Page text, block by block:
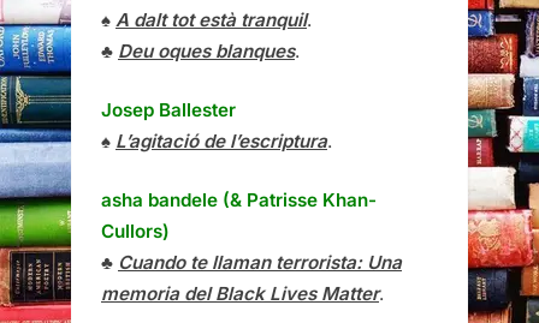
♠ A dalt tot està tranquil.
♣ Deu oques blanques.
Josep Ballester
♠ L’agitació de l’escriptura.
asha bandele (& Patrisse Khan-
Cullors)
♣ Cuando te llaman terrorista: Una
memoria del Black Lives Matter.